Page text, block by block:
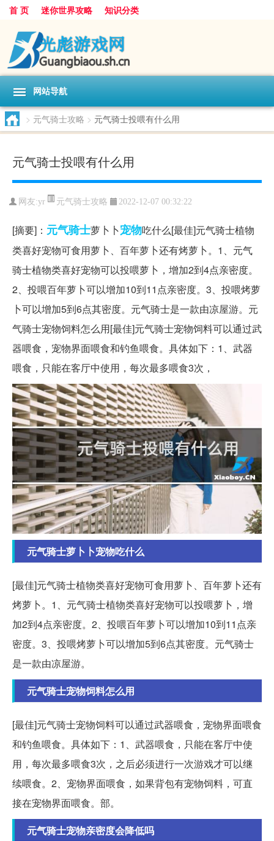
首 页 迷你世界攻略 知识分类
网站导航
> 元气骑士攻略 > 元气骑士投喂有什么用
元气骑士投喂有什么用
网友:yr 元气骑士攻略 2022-12-07 00:32:22
[摘要]： 元气骑士萝卜卜宠物吃什么[最佳]元气骑士植物
类喜好宠物可食用萝卜、百年萝卜还有烤萝卜。1、元气
骑士植物类喜好宠物可以投喂萝卜，增加2到4点亲密度。
2、投喂百年萝卜可以增加10到11点亲密度。3、投喂烤萝
卜可以增加5到6点其密度。元气骑士是一款由凉屋游。元
气骑士宠物饲料怎么用[最佳]元气骑士宠物饲料可以通过武
器喂食，宠物界面喂食和钓鱼喂食。具体如下：1、武器
喂食，只能在客厅中使用，每次最多喂食3次，
元气骑士萝卜卜宠物吃什么
[最佳]元气骑士植物类喜好宠物可食用萝卜、百年萝卜还有
烤萝卜。1、元气骑士植物类喜好宠物可以投喂萝卜，增
加2到4点亲密度。2、投喂百年萝卜可以增加10到11点亲
密度。3、投喂烤萝卜可以增加5到6点其密度。元气骑士
是一款由凉屋游。
元气骑士宠物饲料怎么用
[最佳]元气骑士宠物饲料可以通过武器喂食，宠物界面喂食
和钓鱼喂食。具体如下：1、武器喂食，只能在客厅中使
用，每次最多喂食3次，之后必须进行一次游戏才可以继
续喂食。2、宠物界面喂食，如果背包有宠物饲料，可直
接在宠物界面喂食。部。
元气骑士宠物亲密度会降低吗